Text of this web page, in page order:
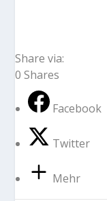
Share via:
0 Shares
Facebook
Twitter
Mehr